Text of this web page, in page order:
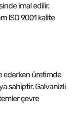
imal edilir.
ISO 9001 kalite
ederken üretimde
sahiptir. Galvanizli
çevre